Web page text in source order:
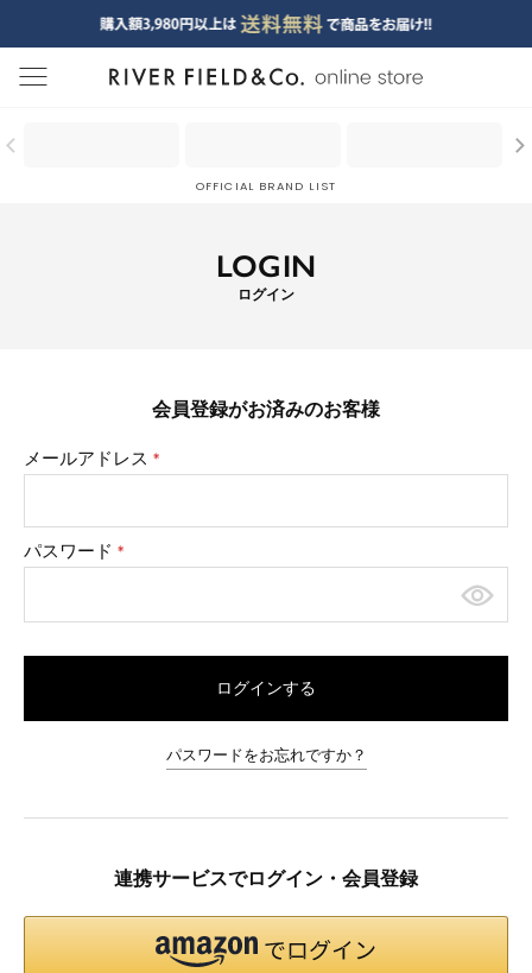
menu
OFFICIAL BRAND LIST
LOGIN
ログイン
会員登録がお済みのお客様
メールアドレス
(必
パスワード
(必
ログインする
パスワードをお忘れですか？
連携サービスでログイン・会員登録